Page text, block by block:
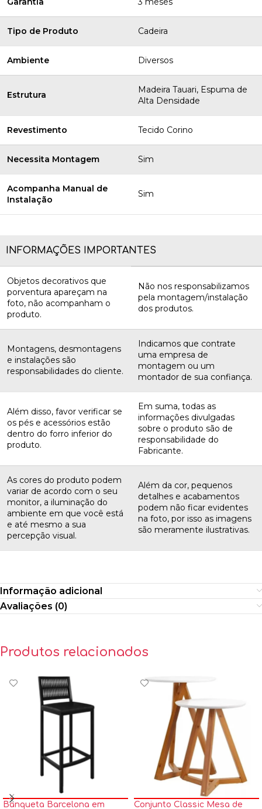
Tipo de Produto Cadeira
Ambiente Diversos
Estrutura
Madeira Tauari, Espuma de
Alta Densidade
Revestimento Tecido Corino
Necessita Montagem Sim
Acompanha Manual de
Instalação
Sim
INFORMAÇÕES IMPORTANTES
Objetos decorativos que
porventura apareçam na
foto, não acompanham o
produto.
Não nos responsabilizamos
pela montagem/instalação
dos produtos.
Montagens, desmontagens
e instalações são
responsabilidades do cliente.
Indicamos que contrate
uma empresa de
montagem ou um
montador de sua confiança.
Além disso, favor verificar se
os pés e acessórios estão
dentro do forro inferior do
produto.
Em suma, todas as
informações divulgadas
sobre o produto são de
responsabilidade do
Fabricante.
As cores do produto podem
variar de acordo com o seu
monitor, a iluminação do
ambiente em que você está
e até mesmo a sua
percepção visual.
Além da cor, pequenos
detalhes e acabamentos
podem não ficar evidentes
na foto, por isso as imagens
são meramente ilustrativas.
Informação adicional
Avaliações (0)
Produtos relacionados
Banqueta Barcelona em
Conjunto Classic Mesa de